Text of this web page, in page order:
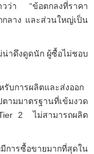
วว่า “ข้อตกลงที่ราคา
กลาง และส่วนใหญ่เป็น
น่าดึงดูดนัก ผู้ซื้อไม่ชอบ
รับการผลิตและส่งออก
ามมาตรฐานที่เข้มงวด
Tier 2 ไม่สามารถผลิต
ารซื้อขายมากที่สุดใน